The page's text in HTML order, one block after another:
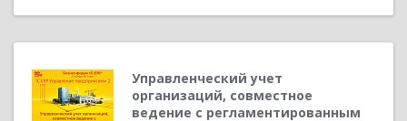
Управленческий учет
организаций, совместное
ведение с регламентированным